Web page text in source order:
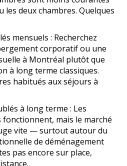
deux chambres. Quelques
mensuels : Recherchez
corporatif ou une
à Montréal plutôt que
à long terme classiques.
habitués aux séjours à
à long terme : Les
mais le marché
vite — surtout autour du
de déménagement
pas encore sur place,